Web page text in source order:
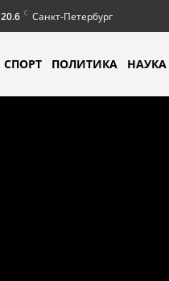
20.6 C Санкт-Петербург
СПОРТ ПОЛИТИКА НАУКА